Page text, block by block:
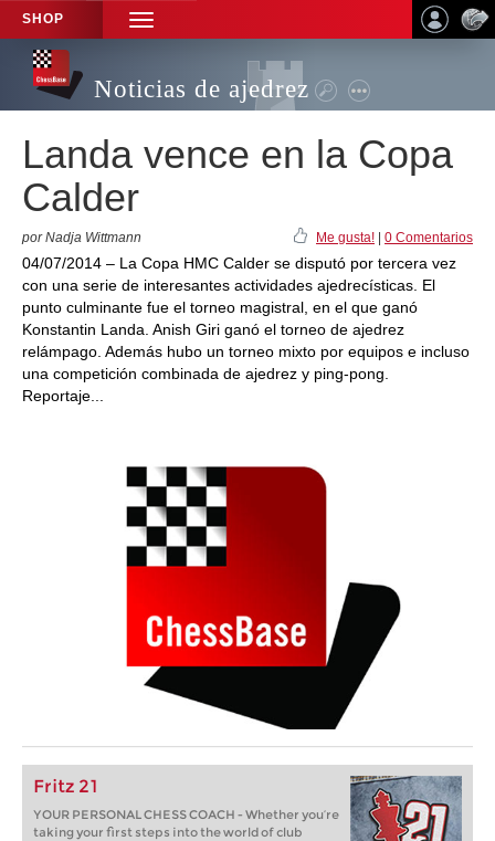
SHOP
TOGGLE
NAVIGATION
Noticias de ajedrez
Landa vence en la Copa
Calder
por Nadja Wittmann Me gusta! 0 Comentarios
04/07/2014 – La Copa HMC Calder se disputó por tercera vez
con una serie de interesantes actividades ajedrecísticas. El
punto culminante fue el torneo magistral, en el que ganó
Konstantin Landa. Anish Giri ganó el torneo de ajedrez
relámpago. Además hubo un torneo mixto por equipos e incluso
una competición combinada de ajedrez y ping-pong.
Reportaje...
Fritz 21
YOUR PERSONAL CHESS COACH - Whether you’re
taking your first steps into the world of club